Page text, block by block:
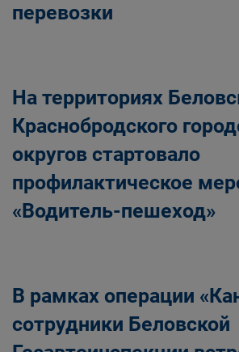
перевозки
На территориях
Краснобродского
округов стартовало
профилактическое
«Водитель-пешеход»
В рамках операции
сотрудники Беловской